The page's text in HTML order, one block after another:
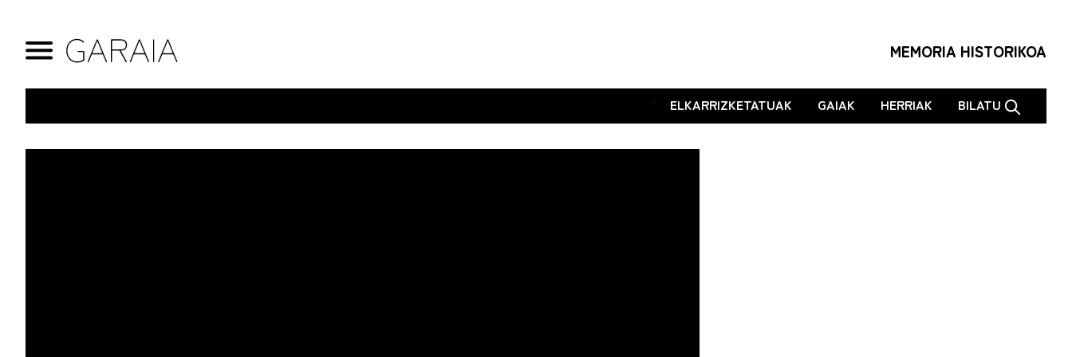
MEMORIA HISTORIKOA
. ELKARRIZKETATUAK GAIAK HERRIAK BILATU